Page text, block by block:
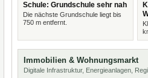
Schule: Grundschule sehr nah
Die nächste Grundschule liegt bis
750 m entfernt.
Immobilien & Wohnungsmarkt
Digitale Infrastruktur, Energieanlagen,